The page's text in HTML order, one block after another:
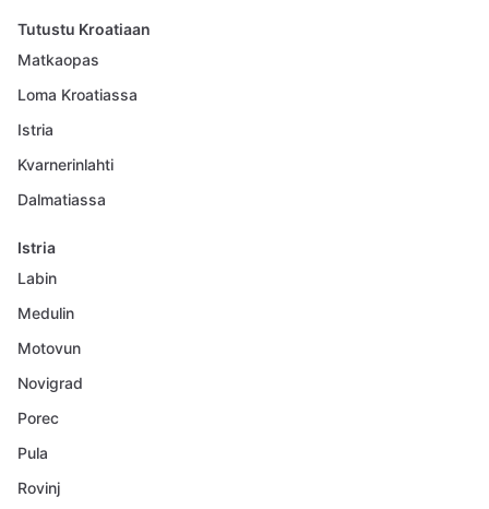
Tutustu Kroatiaan
Matkaopas
Loma Kroatiassa
Istria
Kvarnerinlahti
Dalmatiassa
Istria
Labin
Medulin
Motovun
Novigrad
Porec
Pula
Rovinj